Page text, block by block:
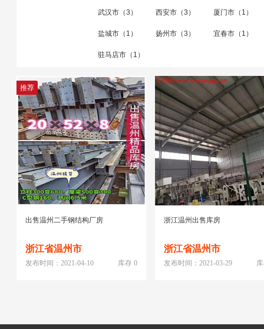
武汉市（3） 西安市（3） 厦门市（1）
盐城市（1） 扬州市（3） 宜春市（1）
驻马店市（1）
推荐
出售温州二手钢结构厂房
浙江省温州市
库存 0
发布时间：2021-04-10
浙江温州出售库房
浙江省温州市
发布时间：2021-03-29